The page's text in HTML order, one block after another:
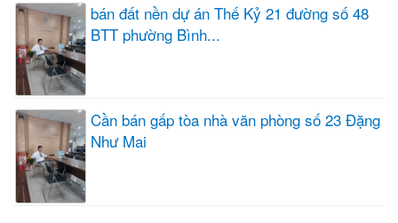
bán đất nền dự án Thế Kỷ 21 đường số 48
BTT phường Bình...
Cần bán gấp tòa nhà văn phòng số 23 Đặng
Như Mai